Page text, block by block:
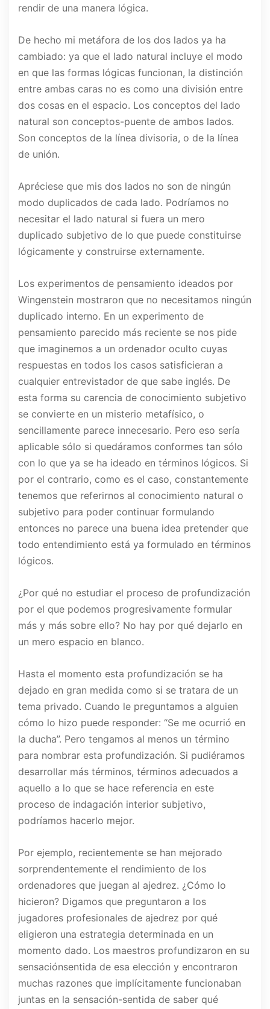
rendir de una manera lógica.
De hecho mi metáfora de los dos lados ya ha
cambiado: ya que el lado natural incluye el modo
en que las formas lógicas funcionan, la distinción
entre ambas caras no es como una división entre
dos cosas en el espacio. Los conceptos del lado
natural son conceptos-puente de ambos lados.
Son conceptos de la línea divisoria, o de la línea
de unión.
Apréciese que mis dos lados no son de ningún
modo duplicados de cada lado. Podríamos no
necesitar el lado natural si fuera un mero
duplicado subjetivo de lo que puede constituirse
lógicamente y construirse externamente.
Los experimentos de pensamiento ideados por
Wingenstein mostraron que no necesitamos ningún
duplicado interno. En un experimento de
pensamiento parecido más reciente se nos pide
que imaginemos a un ordenador oculto cuyas
respuestas en todos los casos satisficieran a
cualquier entrevistador de que sabe inglés. De
esta forma su carencia de conocimiento subjetivo
se convierte en un misterio metafísico, o
sencillamente parece innecesario. Pero eso sería
aplicable sólo si quedáramos conformes tan sólo
con lo que ya se ha ideado en términos lógicos. Si
por el contrario, como es el caso, constantemente
tenemos que referirnos al conocimiento natural o
subjetivo para poder continuar formulando
entonces no parece una buena idea pretender que
todo entendimiento está ya formulado en términos
lógicos.
¿Por qué no estudiar el proceso de profundización
por el que podemos progresivamente formular
más y más sobre ello? No hay por qué dejarlo en
un mero espacio en blanco.
Hasta el momento esta profundización se ha
dejado en gran medida como si se tratara de un
tema privado. Cuando le preguntamos a alguien
cómo lo hizo puede responder: “Se me ocurrió en
la ducha”. Pero tengamos al menos un término
para nombrar esta profundización. Si pudiéramos
desarrollar más términos, términos adecuados a
aquello a lo que se hace referencia en este
proceso de indagación interior subjetivo,
podríamos hacerlo mejor.
Por ejemplo, recientemente se han mejorado
sorprendentemente el rendimiento de los
ordenadores que juegan al ajedrez. ¿Cómo lo
hicieron? Digamos que preguntaron a los
jugadores profesionales de ajedrez por qué
eligieron una estrategia determinada en un
momento dado. Los maestros profundizaron en su
sensaciónsentida de esa elección y encontraron
muchas razones que implícitamente funcionaban
juntas en la sensación-sentida de saber qué